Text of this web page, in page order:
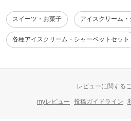
スイーツ・お菓子 アイスクリーム・
各種アイスクリーム・シャーベットセット
レビューに関する
myレビュー 投稿ガイドライン